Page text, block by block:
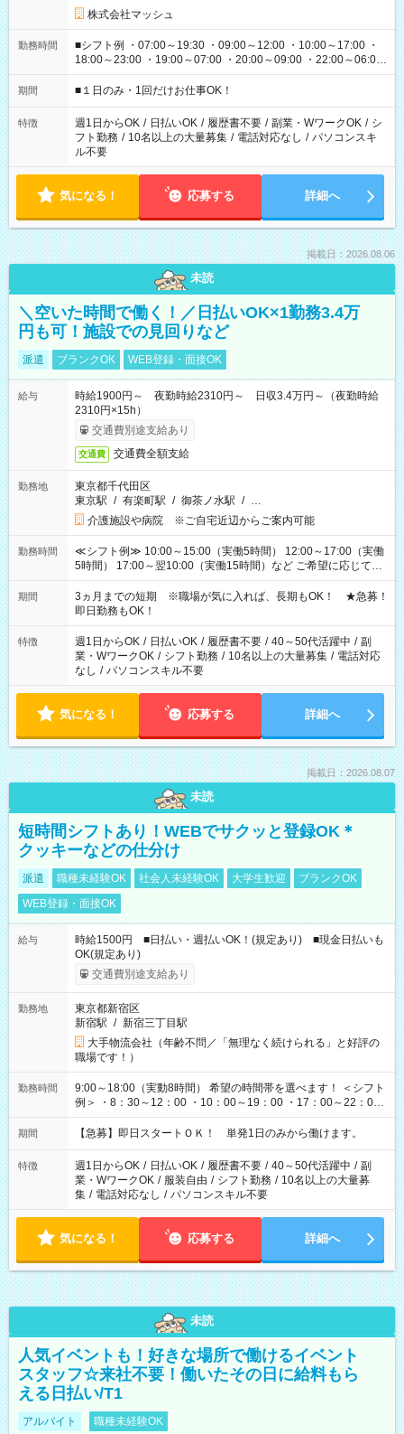
株式会社マッシュ
勤務時間
■シフト例 ・07:00～19:30 ・09:00～12:00 ・10:00～17:00 ・
18:00～23:00 ・19:00～07:00 ・20:00～09:00 ・22:00～06:00
etc ★最短で3時間で5,120円のお仕事から 15時間で2万円近く稼
げるお仕事も！ ご希望のお時間に合わせてご紹介！ ※シフトは
ください！
期間 ■１日のみ・1回だけお仕事OK！
特徴 週1日からOK / 日払いOK / 履歴書不要 / 副業・WワークOK / シ
フト勤務 / 10名以上の大量募集 / 電話対応なし / パソコンスキ
ル不要
気になる！ 応募する 詳細へ
掲載日：2026.08.06
未読
＼空いた時間で働く！／日払いOK×1勤務3.4万
円も可！施設での見回りなど
派遣 ブランクOK WEB登録・面接OK
給与
時給1900円～ 夜勤時給2310円～ 日収3.4万円～（夜勤時給
2310円×15h）
交通費別途支給あり
交通費 交通費全額支給
勤務地
東京都千代田区
東京駅 / 有楽町駅 / 御茶ノ水駅 / …
介護施設や病院 ※ご自宅近辺からご案内可能
勤務時間
≪シフト例≫ 10:00～15:00（実働5時間） 12:00～17:00（実働
5時間） 17:00～翌10:00（実働15時間）など ご希望に応じて、
働く時間は調整できます！ お気軽に担当へ相談ください！
期間
3ヵ月までの短期 ※職場が気に入れば、長期もOK！ ★急募！
即日勤務もOK！
特徴 週1日からOK / 日払いOK / 履歴書不要 / 40～50代活躍中 / 副
業・WワークOK / シフト勤務 / 10名以上の大量募集 / 電話対応
なし / パソコンスキル不要
気になる！ 応募する 詳細へ
掲載日：2026.08.07
未読
短時間シフトあり！WEBでサクッと登録OK＊
クッキーなどの仕分け
派遣 職種未経験OK 社会人未経験OK 大学生歓迎
ブランクOK
WEB登録・面接OK
給与
時給1500円 ■日払い・週払いOK！(規定あり) ■現金日払いも
OK(規定あり)
交通費別途支給あり
勤務地
東京都新宿区
新宿駅 / 新宿三丁目駅
大手物流会社（年齢不問／「無理なく続けられる」と好評の
職場です！）
勤務時間
9:00～18:00（実動8時間） 希望の時間帯を選べます！ ＜シフト
例＞ ・8：30～12：00 ・10：00～19：00 ・17：00～22：00
・13：00～22：00 ・22：00～翌6：00 など
期間 【急募】即日スタートＯＫ！ 単発1日のみから働けます。
特徴 週1日からOK / 日払いOK / 履歴書不要 / 40～50代活躍中 / 副
業・WワークOK / 服装自由 / シフト勤務 / 10名以上の大量募
集 / 電話対応なし / パソコンスキル不要
気になる！ 応募する 詳細へ
未読
人気イベントも！好きな場所で働けるイベント
スタッフ☆来社不要！働いたその日に給料もら
える日払い/T1
アルバイト 職種未経験OK